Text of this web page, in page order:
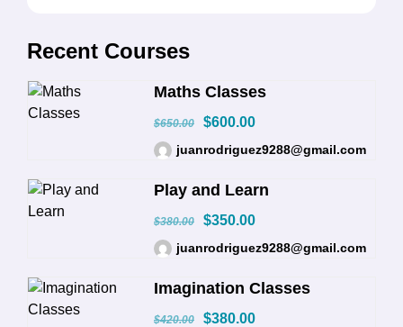
Recent Courses
Maths Classes
$650.00 $600.00
juanrodriguez9288@gmail.com
Play and Learn
$380.00 $350.00
juanrodriguez9288@gmail.com
Imagination Classes
$420.00 $380.00